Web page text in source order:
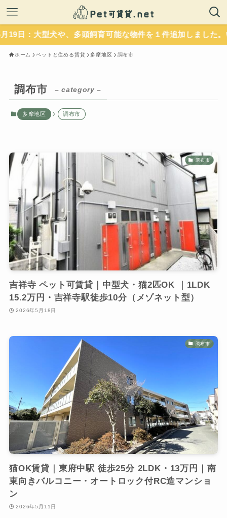
多頭飼育可能な物件を１件追加しました。いずれもペット
ホーム ペットと住める賃貸 多摩地区 調布市
調布市 – category –
多摩地区 調布市
調布市
吉祥寺 ペット可賃貸｜中型犬・猫2匹OK ｜1LDK
15.2万円・吉祥寺駅徒歩10分（メゾネット型）
2026年5月18日
調布市
猫OK賃貸｜東府中駅 徒歩25分 2LDK・13万円｜南
東向きバルコニー・オートロック付RC造マンショ
ン
2026年5月11日